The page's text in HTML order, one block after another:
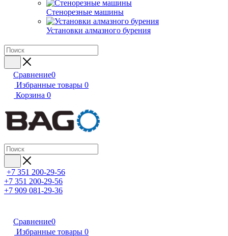
Стенорезные машины
Установки алмазного бурения
Сравнение0
Избранные товары 0
Корзина 0
+7 351 200-29-56
+7 351 200-29-56
+7 909 081-29-36
Сравнение0
Избранные товары 0